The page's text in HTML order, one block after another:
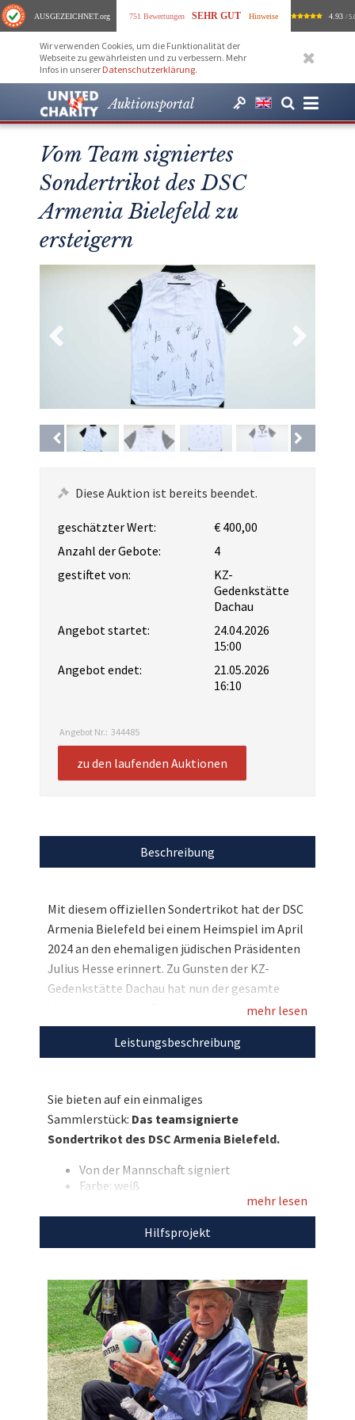
AUSGEZEICHNET.org 751 Bewertungen SEHR GUT Hinweise 4.93 /
Wir verwenden Cookies, um die Funktionalität der
Webseite zu gewährleisten und zu verbessern. Mehr
Infos in unserer Datenschutzerklärung.
Auktionsportal
Vom Team signiertes
Sondertrikot des DSC
Armenia Bielefeld zu
ersteigern
Diese Auktion ist bereits beendet.
geschätzter Wert:
€ 400,00
Anzahl der Gebote:
4
gestiftet von:
KZ-
Gedenkstätte
Dachau
Angebot startet:
24.04.2026
15:00
Angebot endet:
21.05.2026
16:10
Angebot Nr.: 344485
zu den laufenden Auktionen
Beschreibung
Mit diesem offiziellen Sondertrikot hat der DSC
Armenia Bielefeld bei einem Heimspiel im April
2024 an den ehemaligen jüdischen Präsidenten
Julius Hesse erinnert. Zu Gunsten der KZ-
Gedenkstätte Dachau hat nun der gesamte
aktuelle Kader das Trikot teamsigniert. Also
bieten Sie jetzt mit, holen Sie sich dieses
exklusive Unikat nach Hause und tun Sie
Entdecken Sie bei uns auch weitere
einzigartige Auktionenfür den guten Zweck!
mehr lesen
Leistungsbeschreibung
Sie bieten auf ein einmaliges
Sammlerstück: Das teamsignierte
Sondertrikot des DSC Armenia Bielefeld.
Von der Mannschaft signiert
Farbe: weiß
Mit dem Erlös dieser Auktion unterstützen wir
KZ-Gedenkstätte Dachau.
mehr lesen
Hilfsprojekt